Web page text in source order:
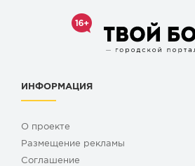
ИНФОРМАЦИЯ
О проекте
Размещение рекламы
Cоглашение